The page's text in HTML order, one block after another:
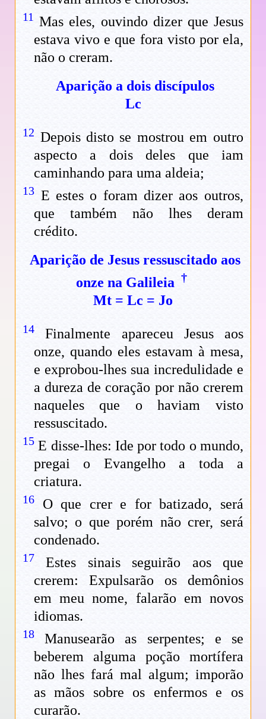
11 Mas eles, ouvindo dizer que Jesus
estava vivo e que fora visto por ela,
não o creram.
Aparição a dois discípulos
Lc
12 Depois disto se mostrou em outro
aspecto a dois deles que iam
caminhando para uma aldeia;
13 E estes o foram dizer aos outros,
que também não lhes deram
crédito.
Aparição de Jesus ressuscitado aos
onze na Galileia †
Mt = Lc = Jo
14 Finalmente apareceu Jesus aos
onze, quando eles estavam à mesa,
e exprobou-lhes sua incredulidade e
a dureza de coração por não crerem
naqueles que o haviam visto
ressuscitado.
15 E disse-lhes: Ide por todo o mundo,
pregai o Evangelho a toda a
criatura.
16 O que crer e for batizado, será
salvo; o que porém não crer, será
condenado.
17 Estes sinais seguirão aos que
crerem: Expulsarão os demônios
em meu nome, falarão em novos
idiomas.
18 Manusearão as serpentes; e se
beberem alguma poção mortífera
não lhes fará mal algum; imporão
as mãos sobre os enfermos e os
curarão.